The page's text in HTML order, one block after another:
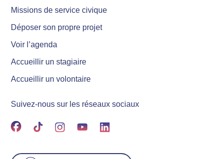
Missions de service civique
Déposer son propre projet
Voir l’agenda
Accueillir un stagiaire
Accueillir un volontaire
Suivez-nous sur les réseaux sociaux